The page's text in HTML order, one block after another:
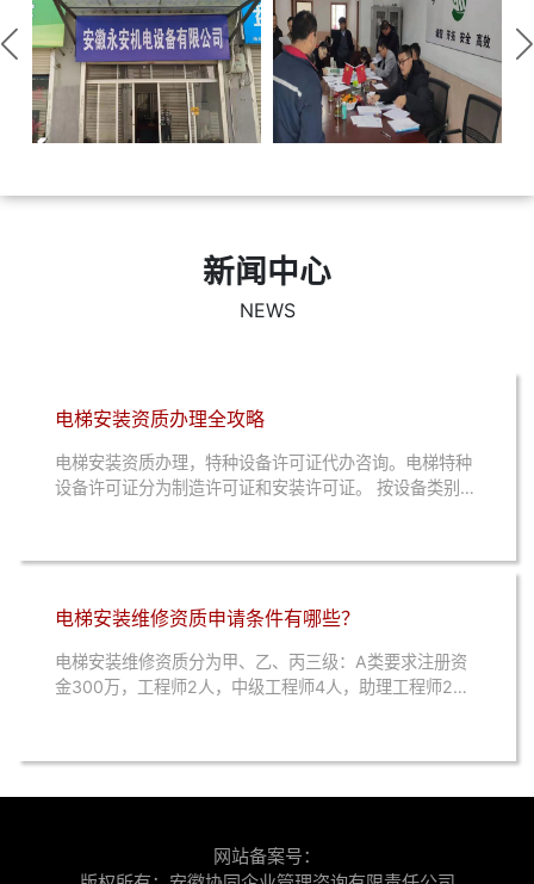
新闻中心
NEWS
电梯安装资质办理全攻略
电梯安装资质办理，特种设备许可证代办咨询。电梯特种
设备许可证分为制造许可证和安装许可证。 按设备类别分
电梯安装维修资质申请条件有哪些？
电梯安装维修资质分为甲、乙、丙三级：A类要求注册资
金300万，工程师2人，中级工程师4人，助理工程师2
网站备案号：